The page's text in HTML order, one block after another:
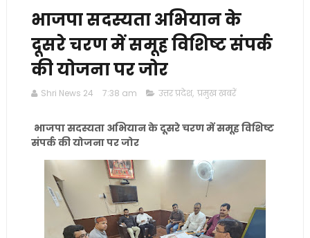
भाजपा सदस्यता अभियान के
दूसरे चरण में समूह विशिष्ट संपर्क
की योजना पर जोर
Shri News 24 7:38 am उत्तर प्रदेश, प्रमुख खबरें
भाजपा सदस्यता अभियान के दूसरे चरण में समूह विशिष्ट
संपर्क की योजना पर जोर